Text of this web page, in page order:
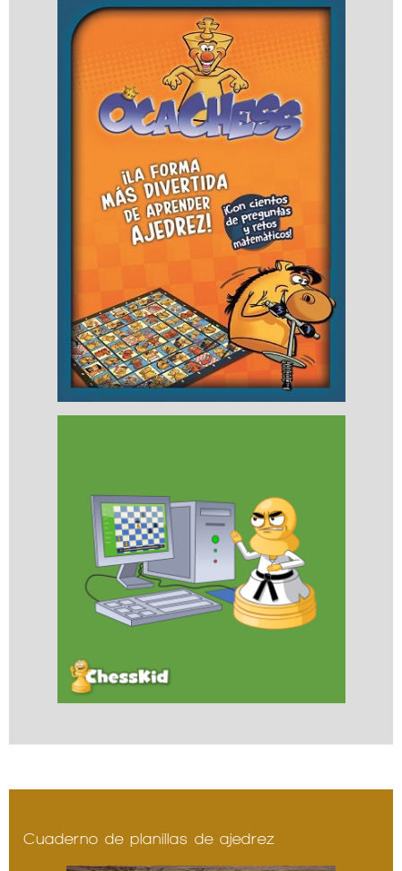
Cuaderno de planillas de ajedrez